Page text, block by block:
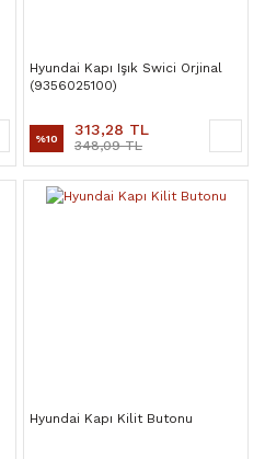
Hyundai Kapı Işık Swici Orjinal
(9356025100)
%10 313,28 TL
348,09 TL
Hyundai Kapı Kilit Butonu